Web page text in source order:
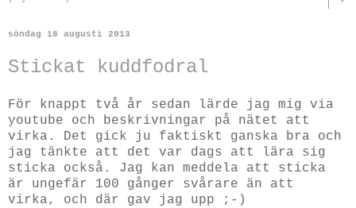
söndag 18 augusti 2013
Stickat kuddfodral
För knappt två år sedan lärde jag mig via
youtube och beskrivningar på nätet att
virka. Det gick ju faktiskt ganska bra och
jag tänkte att det var dags att lära sig
sticka också. Jag kan meddela att sticka
är ungefär 100 gånger svårare än att
virka, och där gav jag upp ;-)